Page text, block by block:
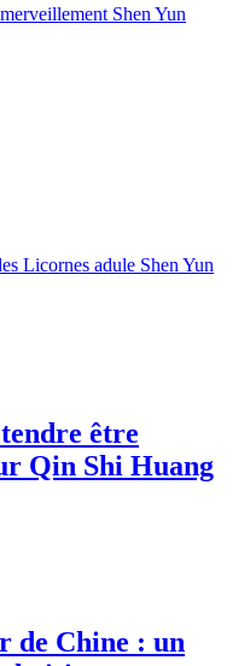
Shen Yun
Licornes adule Shen Yun
être
Qin Shi Huang
de Chine : un